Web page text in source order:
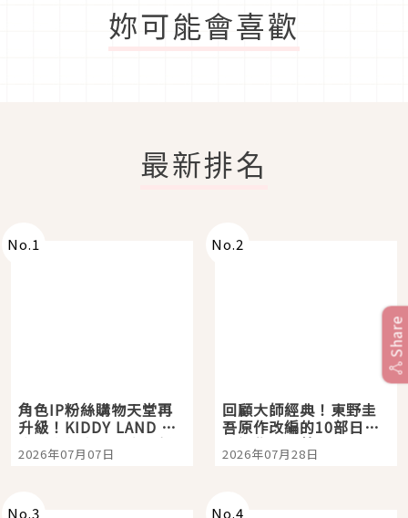
妳可能會喜歡
最新排名
No.1
角色IP粉絲購物天堂再
升級！KIDDY LAND 原
宿店吉伊卡哇迎客，新
開幕 OMOKADO 店3分
2026年07月07日
No.2
回顧大師經典！東野圭
吾原作改編的10部日本
影視作品推薦
2026年07月28日
No.3 No.4
Share